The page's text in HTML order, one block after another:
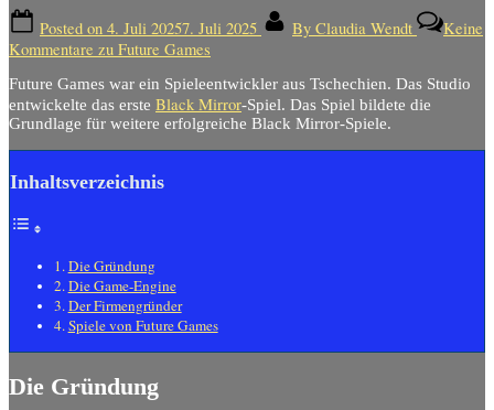
Posted on 4. Juli 20257. Juli 2025 By Claudia Wendt
Keine
Kommentare zu Future Games
Future Games war ein Spieleentwickler aus Tschechien. Das Studio
entwickelte das erste Black Mirror-Spiel. Das Spiel bildete die
Grundlage für weitere erfolgreiche Black Mirror-Spiele.
Inhaltsverzeichnis
Die Gründung
Die Game-Engine
Der Firmengründer
Spiele von Future Games
Die Gründung